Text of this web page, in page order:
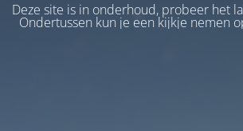
Deze site is in onderhoud, probeer het
Ondertussen kun je een kijkje nemen